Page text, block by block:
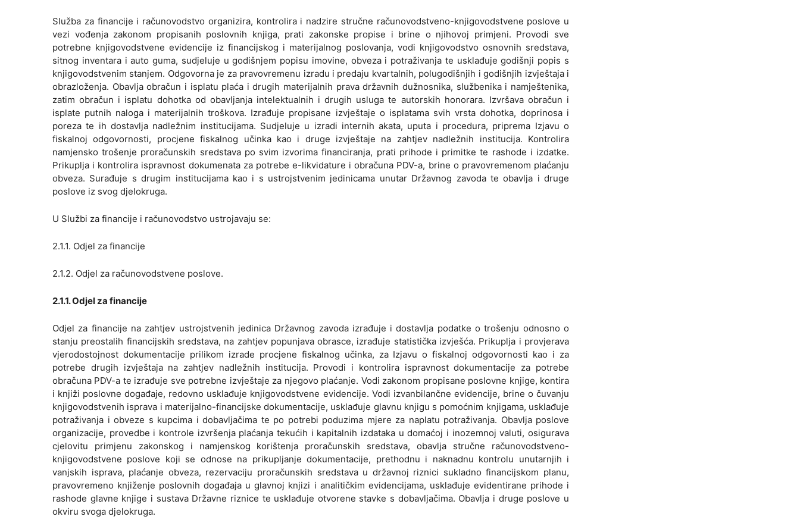
Služba za financije i računovodstvo organizira, kontrolira i nadzire stručne računovodstveno-knjigovodstvene poslove u
vezi vođenja zakonom propisanih poslovnih knjiga, prati zakonske propise i brine o njihovoj primjeni. Provodi sve
potrebne knjigovodstvene evidencije iz financijskog i materijalnog poslovanja, vodi knjigovodstvo osnovnih sredstava,
sitnog inventara i auto guma, sudjeluje u godišnjem popisu imovine, obveza i potraživanja te usklađuje godišnji popis s
knjigovodstvenim stanjem. Odgovorna je za pravovremenu izradu i predaju kvartalnih, polugodišnjih i godišnjih izvještaja i
obrazloženja. Obavlja obračun i isplatu plaća i drugih materijalnih prava državnih dužnosnika, službenika i namještenika,
zatim obračun i isplatu dohotka od obavljanja intelektualnih i drugih usluga te autorskih honorara. Izvršava obračun i
isplate putnih naloga i materijalnih troškova. Izrađuje propisane izvještaje o isplatama svih vrsta dohotka, doprinosa i
poreza te ih dostavlja nadležnim institucijama. Sudjeluje u izradi internih akata, uputa i procedura, priprema Izjavu o
fiskalnoj odgovornosti, procjene fiskalnog učinka kao i druge izvještaje na zahtjev nadležnih institucija. Kontrolira
namjensko trošenje proračunskih sredstava po svim izvorima financiranja, prati prihode i primitke te rashode i izdatke.
Prikuplja i kontrolira ispravnost dokumenata za potrebe e-likvidature i obračuna PDV-a, brine o pravovremenom plaćanju
obveza. Surađuje s drugim institucijama kao i s ustrojstvenim jedinicama unutar Državnog zavoda te obavlja i druge
poslove iz svog djelokruga.
U Službi za financije i računovodstvo ustrojavaju se:
2.1.1. Odjel za financije
2.1.2. Odjel za računovodstvene poslove.
2.1.1. Odjel za financije
Odjel za financije na zahtjev ustrojstvenih jedinica Državnog zavoda izrađuje i dostavlja podatke o trošenju odnosno o
stanju preostalih financijskih sredstava, na zahtjev popunjava obrasce, izrađuje statistička izvješća. Prikuplja i provjerava
vjerodostojnost dokumentacije prilikom izrade procjene fiskalnog učinka, za Izjavu o fiskalnoj odgovornosti kao i za
potrebe drugih izvještaja na zahtjev nadležnih institucija. Provodi i kontrolira ispravnost dokumentacije za potrebe
obračuna PDV-a te izrađuje sve potrebne izvještaje za njegovo plaćanje. Vodi zakonom propisane poslovne knjige, kontira
i knjiži poslovne događaje, redovno usklađuje knjigovodstvene evidencije. Vodi izvanbilančne evidencije, brine o čuvanju
knjigovodstvenih isprava i materijalno-financijske dokumentacije, usklađuje glavnu knjigu s pomoćnim knjigama, usklađuje
potraživanja i obveze s kupcima i dobavljačima te po potrebi poduzima mjere za naplatu potraživanja. Obavlja poslove
organizacije, provedbe i kontrole izvršenja plaćanja tekućih i kapitalnih izdataka u domaćoj i inozemnoj valuti, osigurava
cjelovitu primjenu zakonskog i namjenskog korištenja proračunskih sredstava, obavlja stručne računovodstveno-
knjigovodstvene poslove koji se odnose na prikupljanje dokumentacije, prethodnu i naknadnu kontrolu unutarnjih i
vanjskih isprava, plaćanje obveza, rezervaciju proračunskih sredstava u državnoj riznici sukladno financijskom planu,
pravovremeno knjiženje poslovnih događaja u glavnoj knjizi i analitičkim evidencijama, usklađuje evidentirane prihode i
rashode glavne knjige i sustava Državne riznice te usklađuje otvorene stavke s dobavljačima. Obavlja i druge poslove u
okviru svoga djelokruga.